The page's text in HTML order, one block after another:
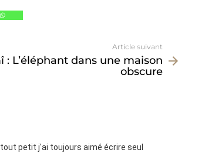
Article suivant
: L’éléphant dans une maison
obscure
petit j'ai toujours aimé écrire seul